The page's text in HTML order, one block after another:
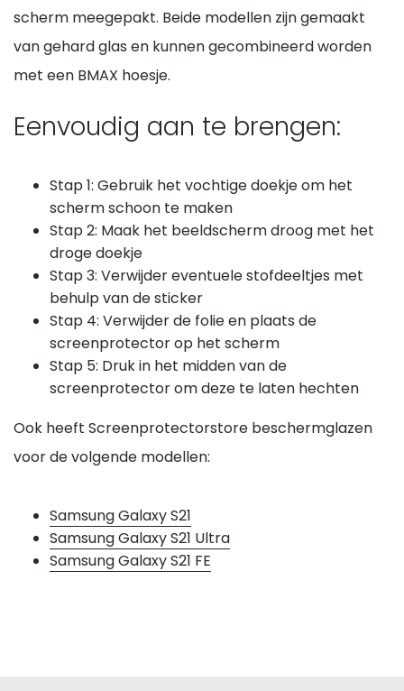
scherm meegepakt. Beide modellen zijn gemaakt
van gehard glas en kunnen gecombineerd worden
met een BMAX hoesje.
Eenvoudig aan te brengen:
Stap 1: Gebruik het vochtige doekje om het
scherm schoon te maken
Stap 2: Maak het beeldscherm droog met het
droge doekje
Stap 3: Verwijder eventuele stofdeeltjes met
behulp van de sticker
Stap 4: Verwijder de folie en plaats de
screenprotector op het scherm
Stap 5: Druk in het midden van de
screenprotector om deze te laten hechten
Ook heeft Screenprotectorstore beschermglazen
voor de volgende modellen:
Samsung Galaxy S21
Samsung Galaxy S21 Ultra
Samsung Galaxy S21 FE